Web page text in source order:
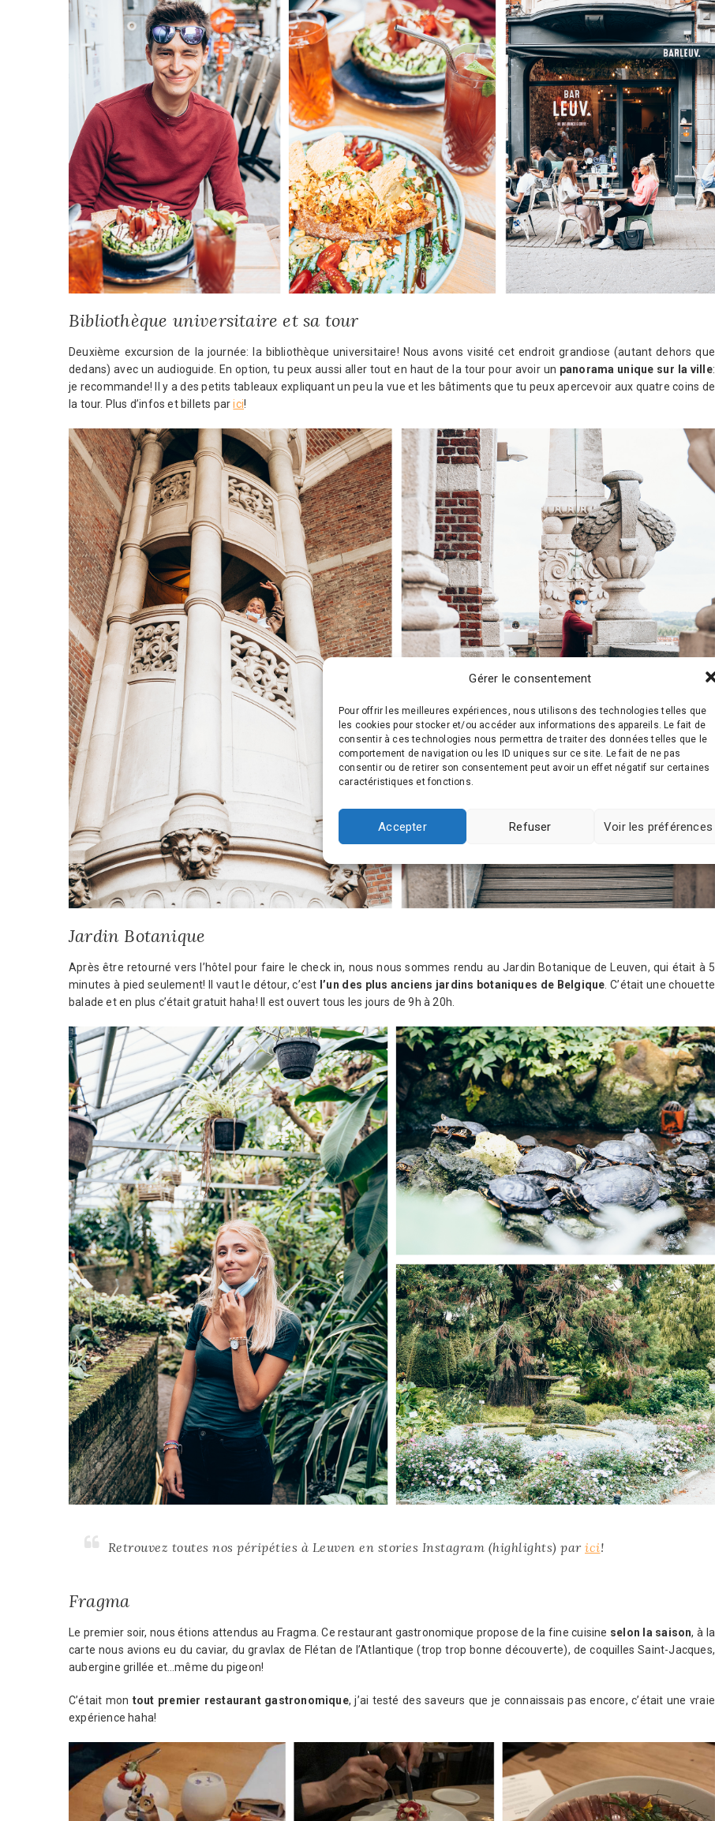
Gérer le consentement
Pour offrir les meilleures expériences, nous utilisons des technologies telles que
les cookies pour stocker et/ou accéder aux informations des appareils. Le fait de
consentir à ces technologies nous permettra de traiter des données telles que le
comportement de navigation ou les ID uniques sur ce site. Le fait de ne pas
consentir ou de retirer son consentement peut avoir un effet négatif sur certaines
caractéristiques et fonctions.
Accepter Refuser Voir les préférences
Bibliothèque universitaire et sa tour
Deuxième excursion de la journée: la bibliothèque universitaire! Nous avons visité cet endroit grandiose (autant dehors que
dedans) avec un audioguide. En option, tu peux aussi aller tout en haut de la tour pour avoir un panorama unique sur la ville:
je recommande! Il y a des petits tableaux expliquant un peu la vue et les bâtiments que tu peux apercevoir aux quatre coins de
la tour. Plus d’infos et billets parici!
Jardin Botanique
Après être retourné vers l’hôtel pour faire le check in, nous nous sommes rendu au Jardin Botanique de Leuven, qui était à 5
minutes à pied seulement! Il vaut le détour, c’est l’un des plus anciens jardins botaniques de Belgique . C’était une chouette
balade et en plus c’était gratuit haha! Il est ouvert tous les jours de 9h à 20h.
Retrouvez toutes nos péripéties à Leuven en stories Instagram (highlights) par ici!
Fragma
Le premier soir, nous étions attendus au Fragma. Ce restaurant gastronomique propose de la fine cuisine selon la saison, à la
carte nous avions eu du caviar, du gravlax de Flétan de l’Atlantique (trop trop bonne découverte), de coquilles Saint-Jacques,
aubergine grillée et…même du pigeon!
C’était mon tout premier restaurant gastronomique, j’ai testé des saveurs que je connaissais pas encore, c’était une vraie
expérience haha!